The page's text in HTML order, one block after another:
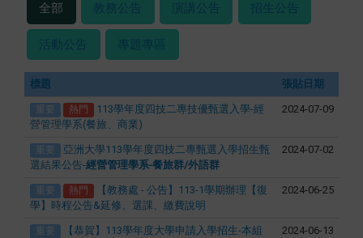
全部 教務公告 演講公告 招生公告
活動公告 專題專區
標題 張貼日期
重要 熱門
113學年度四技二專技優甄選入學-經
營管理學系(餐旅、商業)
2024-07-09
重要
亞洲大學113學年度四技二專甄選入學招生甄
選結果公告-經營管理學系-餐旅群/外語群
2024-07-02
重要 熱門
【教務處 - 公告】113-1學期辦理【復
學】時程公告&延修、選課、繳費說明
2024-06-25
重要
【恭賀】113學年度大學申請入學招生-本組
2024-06-13